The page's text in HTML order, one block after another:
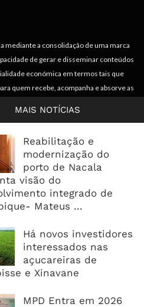
MAIS NOTÍCIAS
Reabilitação e
modernização do
porto de Nacala
visão do
integrado de
Mateus ...
Há novos investidores
interessados nas
açucareiras de
e Xinavane
MPD Entra em 2026
mediante a consolidação de uma marca
de gerar e disseminar conteúdos
económica em termos tais que
quem recebe, acompanha e absorve as
meios do projecto. Portanto, o
para os objectivos institucionais e
Crédito A Clientes
Com 4 Milhões De
Às PME